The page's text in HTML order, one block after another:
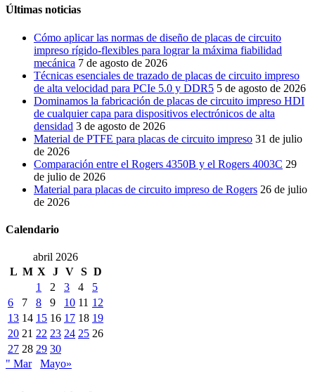
Últimas noticias
Cómo aplicar las normas de diseño de placas de circuito
impreso rígido-flexibles para lograr la máxima fiabilidad
mecánica 7 de agosto de 2026
Técnicas esenciales de trazado de placas de circuito impreso
de alta velocidad para PCIe 5.0 y DDR5 5 de agosto de 2026
Dominamos la fabricación de placas de circuito impreso HDI
de cualquier capa para dispositivos electrónicos de alta
densidad 3 de agosto de 2026
Material de PTFE para placas de circuito impreso 31 de julio
de 2026
Comparación entre el Rogers 4350B y el Rogers 4003C 29
de julio de 2026
Material para placas de circuito impreso de Rogers 26 de julio
de 2026
Calendario
abril 2026
L M X J V S D
1
2 3 4
5
6
7 8 9 10 11 12
13 14 15 16 17 18 19
20 21 22 23 24 25 26
27 28 29 30
" Mar
Mayo»